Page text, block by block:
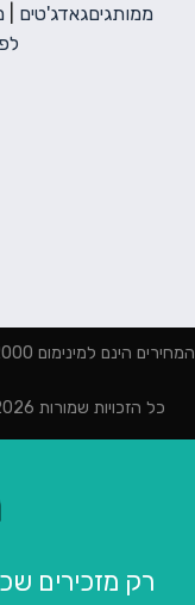
ממותגיםגאדג'טים
כל הזכויות שמורות 2026 ©
רק מזכירים